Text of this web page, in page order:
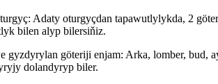
Adaty oturgyçdan tapawutlylykda, 2
bilen alyp bilersiňiz.
gyzdyrylan göteriji enjam: Arka, lomber,
dolandyryp biler.